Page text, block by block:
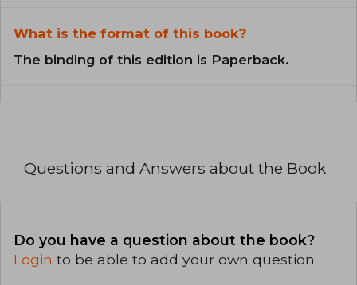
What is the format of this book?
The binding of this edition is Paperback.
Questions and Answers about the Book
Do you have a question about the book?
Login to be able to add your own question.